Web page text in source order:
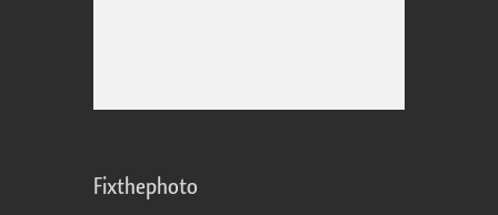
Fixthephoto